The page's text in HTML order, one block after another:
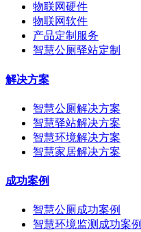
物联网硬件
物联网软件
产品定制服务
智慧公厕驿站定制
解决方案
智慧公厕解决方案
智慧驿站解决方案
智慧环境解决方案
智慧家居解决方案
成功案例
智慧公厕成功案例
智慧环境监测成功案例